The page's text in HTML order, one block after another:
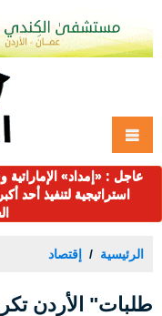
عاجل : «إمداد»
استراتيجية لتنفيذ أحد
الرئيسية إقتصاد
طلبات" الأردن